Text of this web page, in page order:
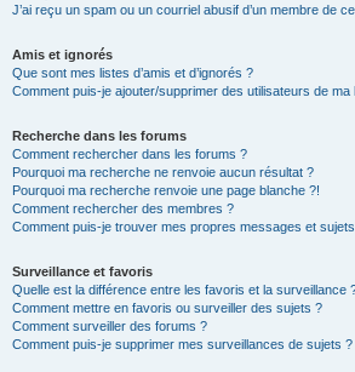
J’ai reçu un spam ou un courriel abusif d’un membre de
Amis et ignorés
Que sont mes listes d’amis et d’ignorés ?
Comment puis-je ajouter/supprimer des utilisateurs de ma
Recherche dans les forums
Comment rechercher dans les forums ?
Pourquoi ma recherche ne renvoie aucun résultat ?
Pourquoi ma recherche renvoie une page blanche ?!
Comment rechercher des membres ?
Comment puis-je trouver mes propres messages et
Surveillance et favoris
Quelle est la différence entre les favoris et la surveillance
Comment mettre en favoris ou surveiller des sujets ?
Comment surveiller des forums ?
Comment puis-je supprimer mes surveillances de sujets ?